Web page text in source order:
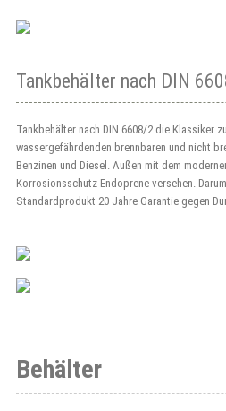
Tankbehälter nach DIN
Tankbehälter nach DIN 6608/2 die Klassiker
wassergefährdenden brennbaren und nicht
Benzinen und Diesel. Außen mit dem
Korrosionsschutz Endoprene versehen.
Standardprodukt 20 Jahre Garantie gegen
Behälter